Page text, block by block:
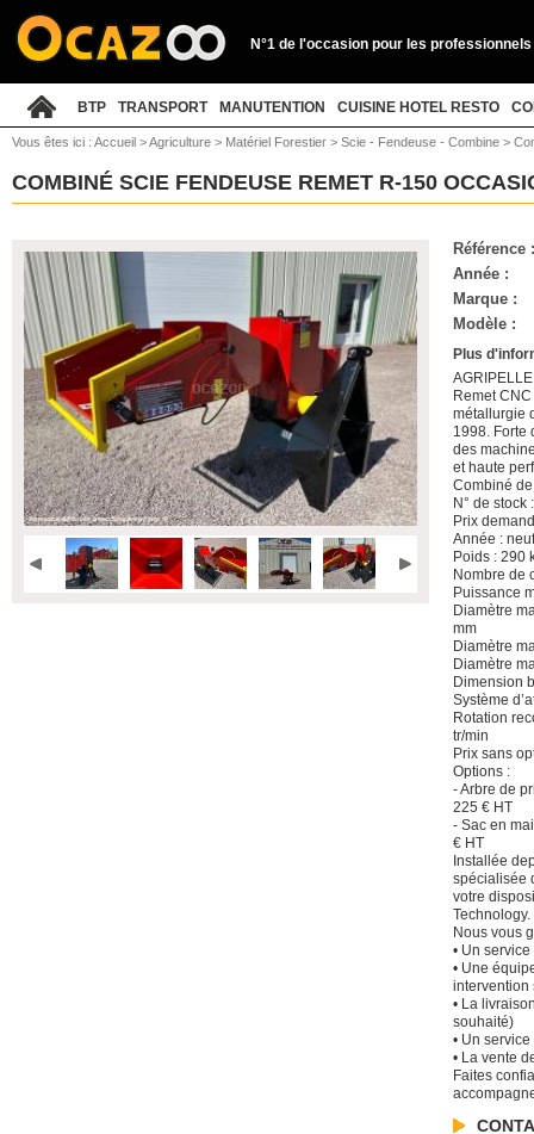
N°1 de l'occasion pour les professionnels
BTP TRANSPORT MANUTENTION CUISINE HOTEL RESTO
Vous êtes ici : Accueil >Agriculture > Matériel Forestier > Scie - Fendeuse - Combine >
COMBINÉ SCIE FENDEUSE REMET R-150
Référence :
Année :
Marque :
Modèle :
Plus
Remet
métallurgie
1998. Forte
des
et haute
Combiné
N° de stock
Prix
Année :
Poids : 290
Nombre de
Puissance
Diamètre
mm
Diamètre
Diamètre
Dimension
Système
Rotation
tr/min
Prix sans
Options :
- Arbre de
225 € HT
- Sac en
€ HT
Installée
spécialisée
votre
Technology.
Nous vous
• Un
• Une
intervention
• La
souhaité)
• Un
• La vente
Faites